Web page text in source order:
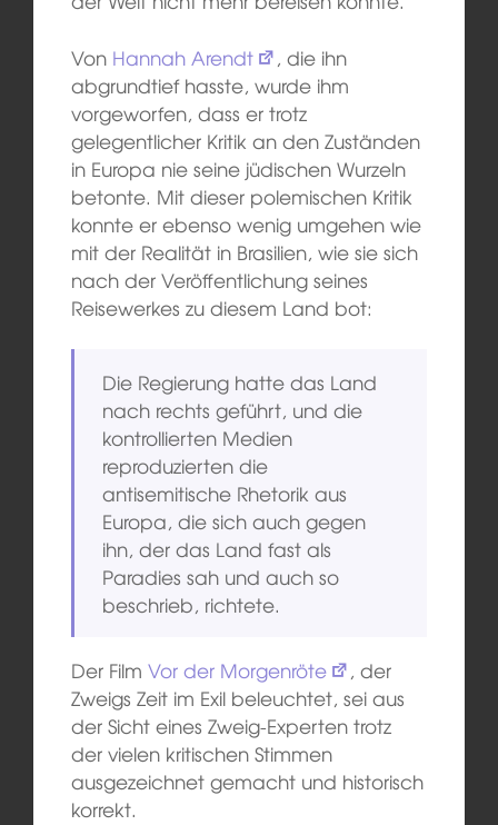
Von Hannah Arendt
, die ihn
abgrundtief hasste, wurde ihm
vorgeworfen, dass er trotz
gelegentlicher Kritik an den Zuständen
in Europa nie seine jüdischen Wurzeln
betonte. Mit dieser polemischen Kritik
konnte er ebenso wenig umgehen wie
mit der Realität in Brasilien, wie sie sich
nach der Veröffentlichung seines
Reisewerkes zu diesem Land bot:
Die Regierung hatte das Land
nach rechts geführt, und die
kontrollierten Medien
reproduzierten die
antisemitische Rhetorik aus
Europa, die sich auch gegen
ihn, der das Land fast als
Paradies sah und auch so
beschrieb, richtete.
Der Film Vor der Morgenröte
, der
Zweigs Zeit im Exil beleuchtet, sei aus
der Sicht eines Zweig-Experten trotz
der vielen kritischen Stimmen
ausgezeichnet gemacht und historisch
korrekt.